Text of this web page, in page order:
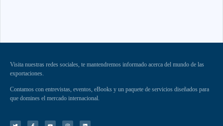
Visita nuestras redes sociales, te mantendremos informado acerca del mundo de las
exportaciones.
Contamos con entrevistas, eventos, eBooks y un paquete de servicios diseñados para
que domines el mercado internacional.